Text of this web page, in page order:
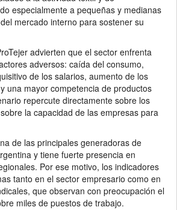
especialmente a pequeñas y medianas
mercado interno para sostener su
advierten que el sector enfrenta
adversos: caída del consumo,
de los salarios, aumento de los
una mayor competencia de productos
repercute directamente sobre los
la capacidad de las empresas para
de las principales generadoras de
y tiene fuerte presencia en
Por ese motivo, los indicadores
tanto en el sector empresario como en
que observan con preocupación el
miles de puestos de trabajo.